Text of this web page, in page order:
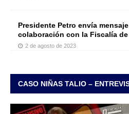
Presidente Petro envía
colaboración con la Fiscalía
2 de agosto de 2023
CASO NIÑAS TALIO –